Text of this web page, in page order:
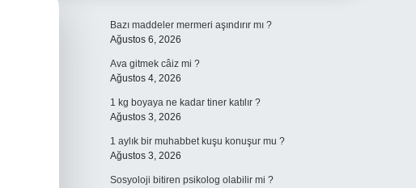
Bazı maddeler mermeri aşındırır mı ?
Ağustos 6, 2026
Ava gitmek câiz mi ?
Ağustos 4, 2026
1 kg boyaya ne kadar tiner katılır ?
Ağustos 3, 2026
1 aylık bir muhabbet kuşu konuşur mu ?
Ağustos 3, 2026
Sosyoloji bitiren psikolog olabilir mi ?